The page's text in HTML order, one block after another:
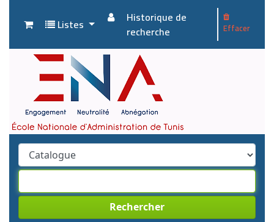
Listes
Historique de
recherche
Effacer
Rechercher